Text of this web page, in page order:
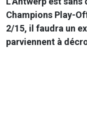
Champions Play-
2/15, il faudra un
parviennent à